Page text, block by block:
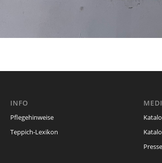
INFO
Pflegehinweise
Teppich-Lexikon
Presse